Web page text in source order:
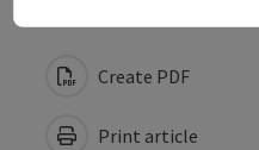
Create PDF
Print article